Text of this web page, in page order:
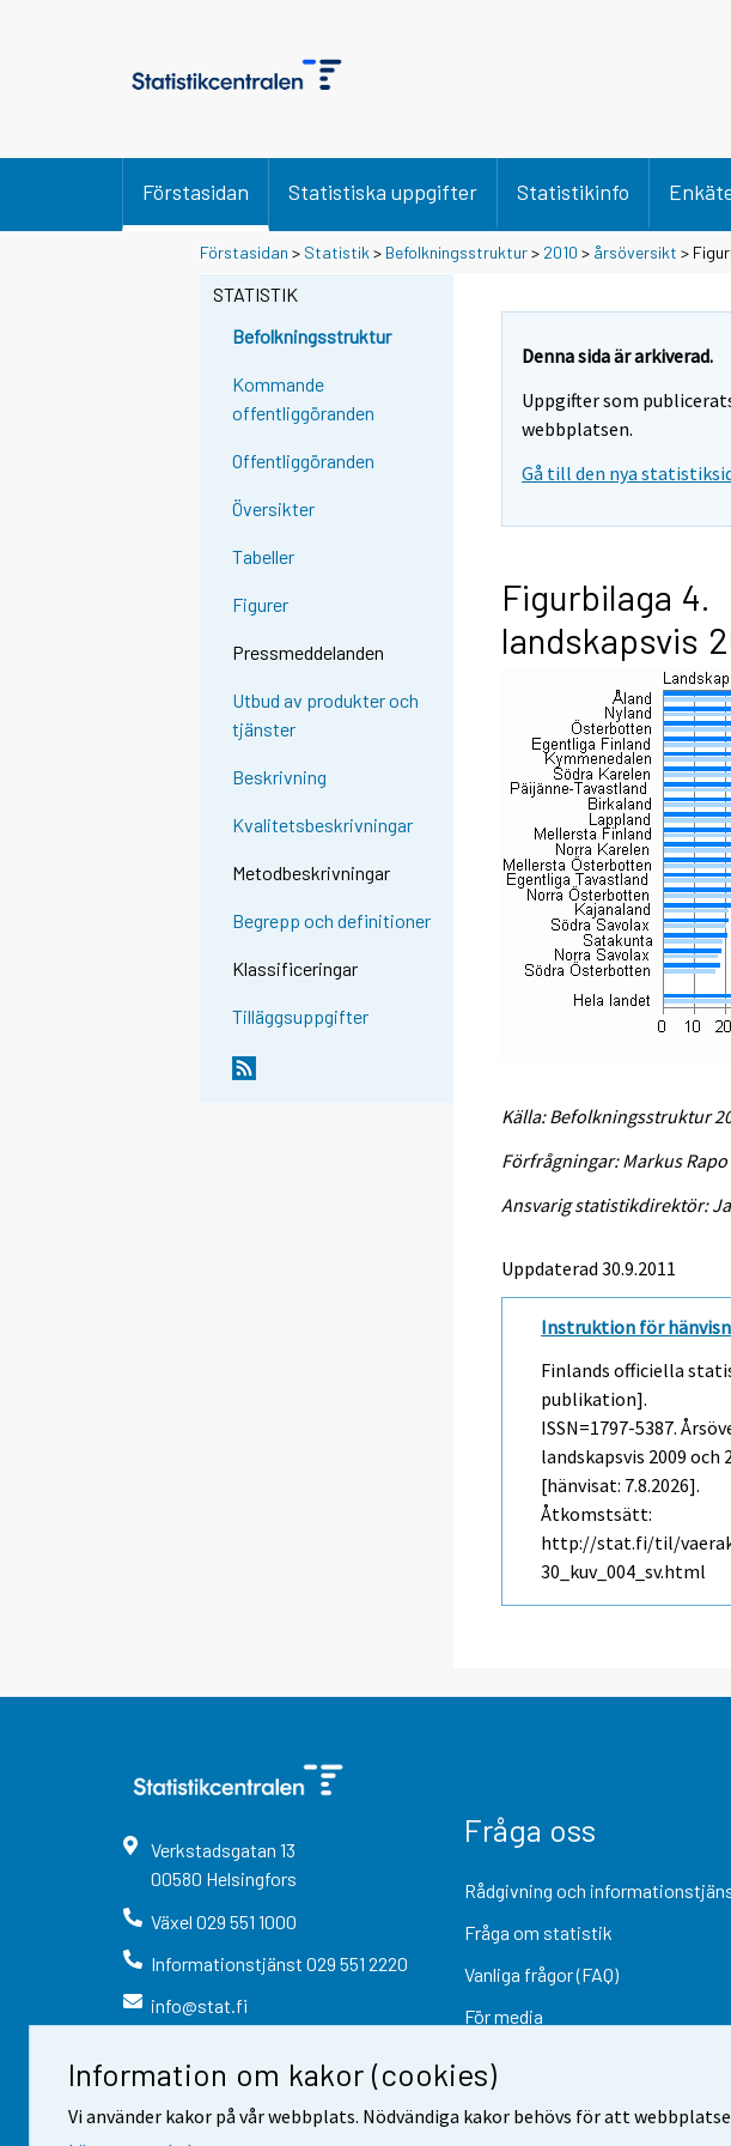
Information om kakor (cookies)
Vi använder kakor på vår webbplats. Nödvändiga kakor behövs för att
Förstasidan Statistiska uppgifter Statistikinfo
Förstasidan > Statistik > Befolkningsstruktur> 2010 > årsöversikt >
STATISTIK
Befolkningsstruktur
Kommande
offentliggöranden
Offentliggöranden
Översikter
Tabeller
Figurer
Pressmeddelanden
Utbud av produkter och
tjänster
Beskrivning
Kvalitetsbeskrivningar
Metodbeskrivningar
Begrepp och definitioner
Klassificeringar
Tilläggsuppgifter
Denna sida är arkiverad.
Uppgifter som
webbplatsen.
Gå till den nya
Figurbilaga
landskapsvis
Källa: Befolkningsstruktur
Förfrågningar: Markus Rapo
Ansvarig statistikdirektör:
Uppdaterad 30.9.2011
Instruktion för
Finlands officiella
publikation].
ISSN=1797-5387.
landskapsvis 2009
[hänvisat: 7.8.2026].
Åtkomstsätt:
http://stat.fi/til/vaerak/
30_kuv_004_sv.html
Verkstadsgatan 13
00580 Helsingfors
Växel 029 551 1000
Informationstjänst 029 551 2220
info@stat.fi
Fråga oss
Rådgivning och
Fråga om statistik
Vanliga frågor (FAQ)
För media